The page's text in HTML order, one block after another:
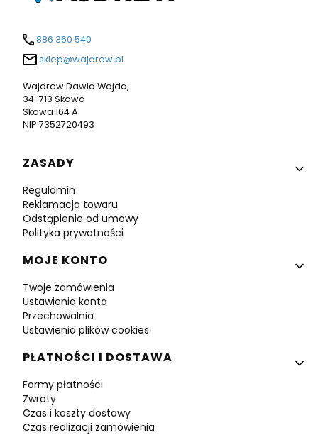
886 360 540
sklep@wajdrew.pl
Wajdrew Dawid Wajda,
34-713 Skawa
Skawa 164 A
NIP 7352720493
Linki w stopce
ZASADY
Regulamin
Reklamacja towaru
Odstąpienie od umowy
Polityka prywatności
MOJE KONTO
Twoje zamówienia
Ustawienia konta
Przechowalnia
Ustawienia plików cookies
PŁATNOŚCI I DOSTAWA
Formy płatności
Zwroty
Czas i koszty dostawy
Czas realizacji zamówienia